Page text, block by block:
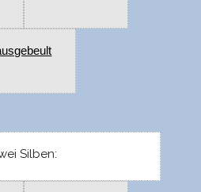
Silben: